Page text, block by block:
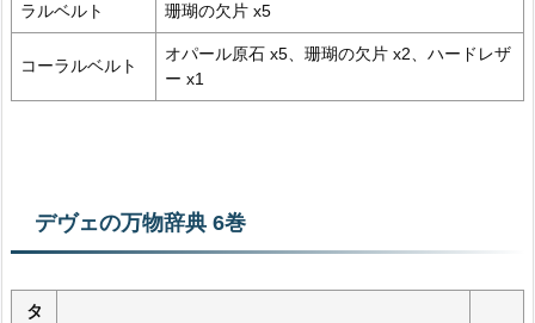
ラルベルト
珊瑚の欠片 x5
コーラルベルト
オパール原石 x5、珊瑚の欠片 x2、ハードレザ
ー x1
デヴェの万物辞典 6巻
タ